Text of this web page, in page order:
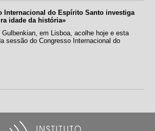
Internacional do Espírito Santo investiga
idade da história»
em Lisboa, acolhe hoje e esta
sessão do Congresso Internacional do